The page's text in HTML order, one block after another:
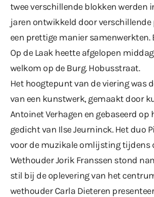
twee verschillende blokken werden
jaren ontwikkeld door
een prettige manier samenwerkten.
Op de Laak heette afgelopen
welkom op de Burg. Hobusstraat.
Het hoogtepunt van de viering was
van een kunstwerk, gemaakt door
Antoinet Verhagen en gebaseerd op
gedicht van Ilse Jeurninck. Het duo
voor de muzikale omlijsting tijdens
Wethouder Jorik Franssen stond
stil bij de oplevering van het
wethouder Carla Dieteren